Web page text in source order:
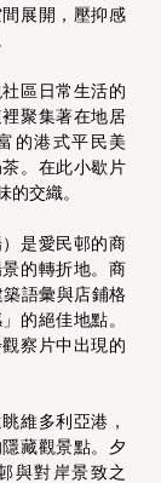
展開，壓抑感
區日常生活的
聚集著在地居
的港式平民美
。在此小歇片
的交織。
是愛民邨的商
的轉折地。商
語彙與店鋪格
的絕佳地點。
察片中出現的
維多利亞港，
藏觀景點。夕
與對岸景致之